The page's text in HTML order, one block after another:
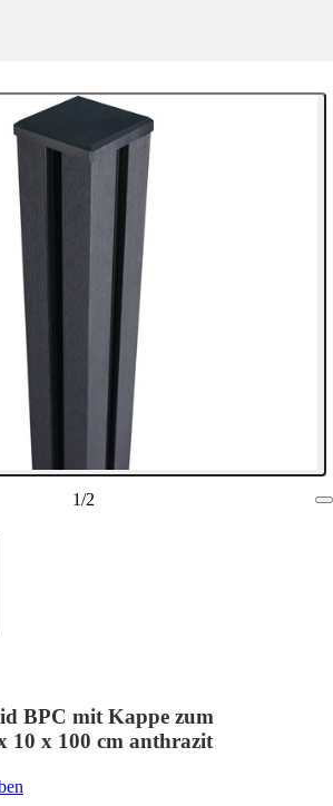
1/2
BPC mit Kappe zum
10 x 100 cm anthrazit